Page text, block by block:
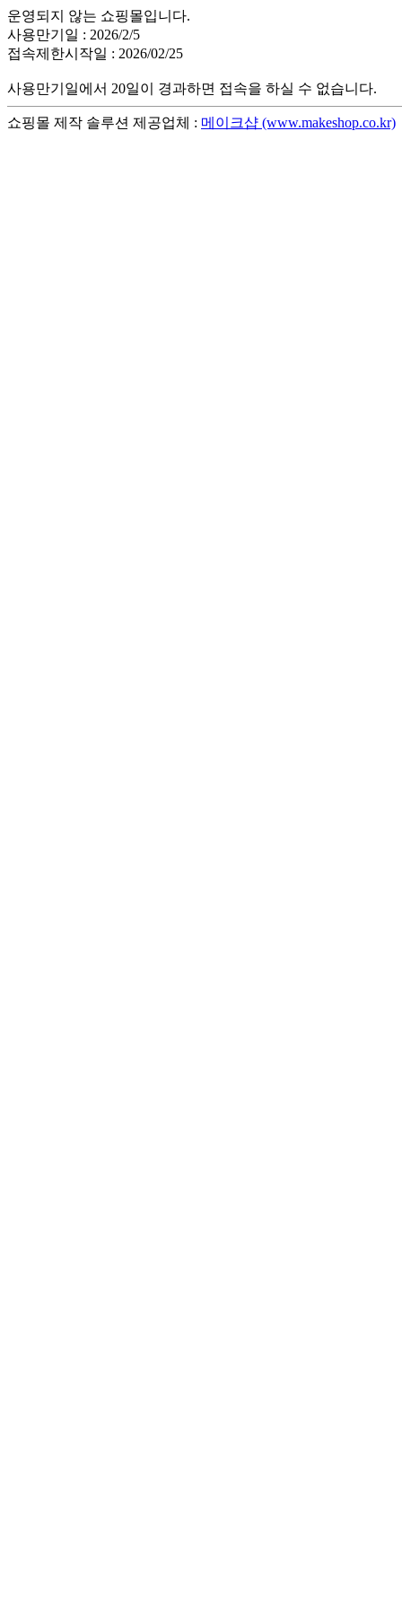
운영되지 않는 쇼핑몰입니다.
사용만기일 : 2026/2/5
접속제한시작일 : 2026/02/25
사용만기일에서 20일이 경과하면 접속을 하실 수 없습니다.
쇼핑몰 제작 솔루션 제공업체 : 메이크샵 (www.makeshop.co.kr)